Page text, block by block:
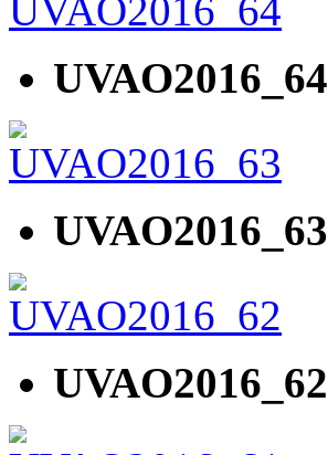
UVAO2016_64
UVAO2016_63
UVAO2016_62